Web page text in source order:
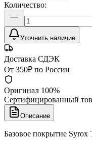
Количество:
Уточнить наличие
Доставка СДЭК
От 350₽ по России
Оригинал 100%
Сертифицированный
Описание
Базовое покрытие Syrox